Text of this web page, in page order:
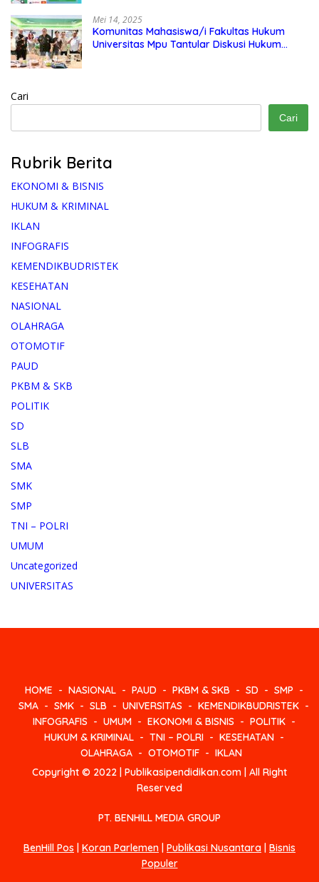
Mei 14, 2025
Komunitas Mahasiswa/i Fakultas Hukum
Universitas Mpu Tantular Diskusi Hukum
Cari
Cari
Rubrik Berita
EKONOMI & BISNIS
HUKUM & KRIMINAL
IKLAN
INFOGRAFIS
KEMENDIKBUDRISTEK
KESEHATAN
NASIONAL
OLAHRAGA
OTOMOTIF
PAUD
PKBM & SKB
POLITIK
SD
SLB
SMA
SMK
SMP
TNI – POLRI
UMUM
Uncategorized
UNIVERSITAS
HOME NASIONAL PAUD PKBM & SKB SD
SMP
SMA
SMK SLB UNIVERSITAS
KEMENDIKBUDRISTEK
INFOGRAFIS
UMUM EKONOMI & BISNIS
POLITIK
HUKUM & KRIMINAL
TNI – POLRI
KESEHATAN
OLAHRAGA
OTOMOTIF
IKLAN
Copyright © 2022 | Publikasipendidikan.com | All Right
Reserved
PT. BENHILL MEDIA GROUP
BenHill Pos | Koran Parlemen | Publikasi Nusantara | Bisnis
Populer